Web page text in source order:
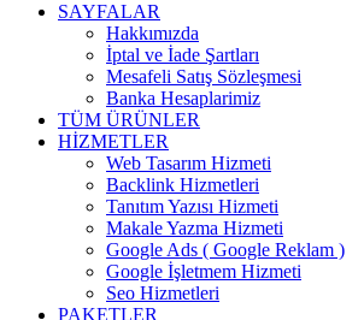
SAYFALAR
Hakkımızda
İptal ve İade Şartları
Mesafeli Satış Sözleşmesi
Banka Hesaplarimiz
TÜM ÜRÜNLER
HİZMETLER
Web Tasarım Hizmeti
Backlink Hizmetleri
Tanıtım Yazısı Hizmeti
Makale Yazma Hizmeti
Google Ads ( Google Reklam )
Google İşletmem Hizmeti
Seo Hizmetleri
PAKETLER